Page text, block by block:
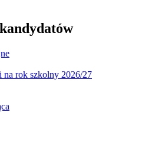
na rok szkolny 2026/27